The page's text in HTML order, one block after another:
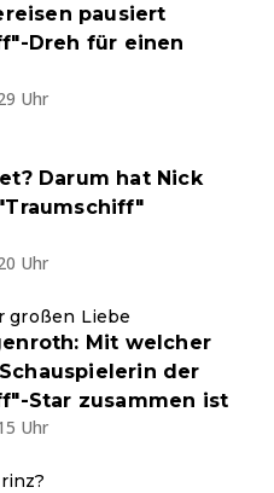
pausiert
Dreh für einen
Uhr
Darum hat Nick
Uhr
großen Liebe
Mit welcher
der
Star zusammen ist
Uhr